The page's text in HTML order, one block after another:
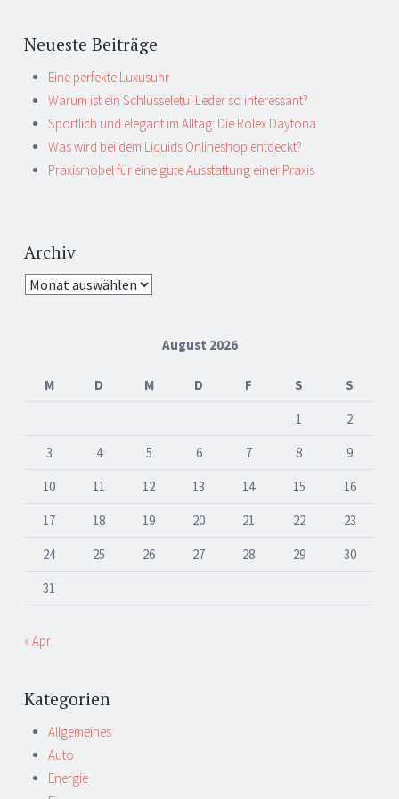
Neueste Beiträge
Eine perfekte Luxusuhr
Warum ist ein Schlüsseletui Leder so interessant?
Sportlich und elegant im Alltag: Die Rolex Daytona
Was wird bei dem Liquids Onlineshop entdeckt?
Praxismöbel für eine gute Ausstattung einer Praxis
Archiv
Archiv
August 2026
M D M D F S
S
1
2
3
4 5 6 7 8
9
10
11 12 13 14 15
16
17
18 19 20 21 22
23
24
25 26 27 28 29
30
31
« Apr.
Kategorien
Allgemeines
Auto
Energie